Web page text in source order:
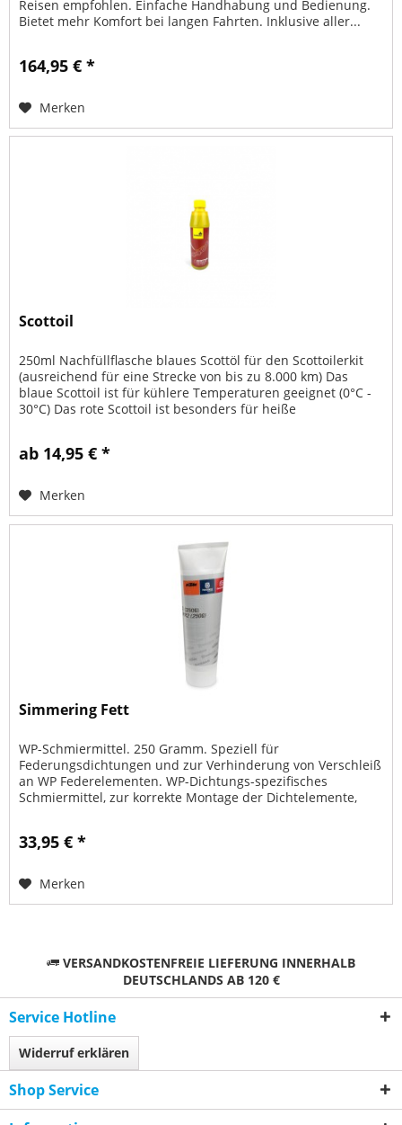
Reisen empfohlen. Einfache Handhabung und Bedienung.
Bietet mehr Komfort bei langen Fahrten. Inklusive aller...
164,95 € *
Merken
Scottoil
250ml Nachfüllflasche blaues Scottöl für den Scottoilerkit
(ausreichend für eine Strecke von bis zu 8.000 km) Das
blaue Scottoil ist für kühlere Temperaturen geeignet (0°C -
30°C) Das rote Scottoil ist besonders für heiße
ab 14,95 € *
Merken
Simmering Fett
WP-Schmiermittel. 250 Gramm. Speziell für
Federungsdichtungen und zur Verhinderung von Verschleiß
an WP Federelementen. WP-Dichtungs-spezifisches
Schmiermittel, zur korrekte Montage der Dichtelemente,
33,95 € *
Merken
VERSANDKOSTENFREIE LIEFERUNG INNERHALB
DEUTSCHLANDS AB 120 €
Service Hotline
Widerruf erklären
Shop Service